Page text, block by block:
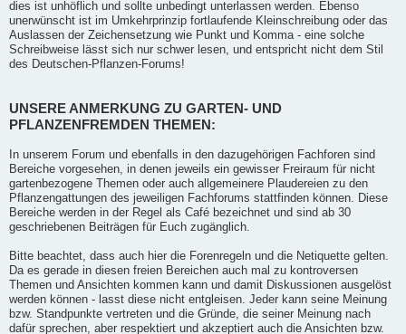
dies ist unhöflich und sollte unbedingt unterlassen werden. Ebenso
unerwünscht ist im Umkehrprinzip fortlaufende Kleinschreibung oder das
Auslassen der Zeichensetzung wie Punkt und Komma - eine solche
Schreibweise lässt sich nur schwer lesen, und entspricht nicht dem Stil
des Deutschen-Pflanzen-Forums!
UNSERE ANMERKUNG ZU GARTEN- UND
PFLANZENFREMDEN THEMEN:
In unserem Forum und ebenfalls in den dazugehörigen Fachforen sind
Bereiche vorgesehen, in denen jeweils ein gewisser Freiraum für nicht
gartenbezogene Themen oder auch allgemeinere Plaudereien zu den
Pflanzengattungen des jeweiligen Fachforums stattfinden können. Diese
Bereiche werden in der Regel als Café bezeichnet und sind ab 30
geschriebenen Beiträgen für Euch zugänglich.
Bitte beachtet, dass auch hier die Forenregeln und die Netiquette gelten.
Da es gerade in diesen freien Bereichen auch mal zu kontroversen
Themen und Ansichten kommen kann und damit Diskussionen ausgelöst
werden können - lasst diese nicht entgleisen. Jeder kann seine Meinung
bzw. Standpunkte vertreten und die Gründe, die seiner Meinung nach
dafür sprechen, aber respektiert und akzeptiert auch die Ansichten bzw.